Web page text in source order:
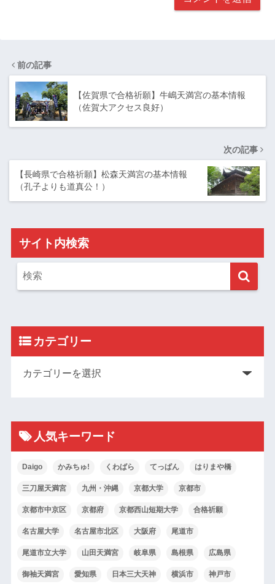
できるんだそうです。
前の記事
【佐賀県で合格祈願】牛嶋天満宮の基本情報
（佐賀大アクセス良好）
次の記事
【長崎県で合格祈願】松森天満宮の基本情報
（孔子よりも道真公！）
サイト内検索
カテゴリー
人気キーワード
Daigo かみちゅ! くわばら てっぱん はりまや橋
三刀屋天満宮 九州・沖縄 京都大学 京都市
京都市中京区 京都府 京都西山短期大学 合格祈願
名古屋大学 名古屋市北区 大阪府 尾道市
尾道市立大学 山田天満宮 岐阜県 島根県 広島県
御袖天満宮 愛知県 日本三大天神 横浜市 神戸市